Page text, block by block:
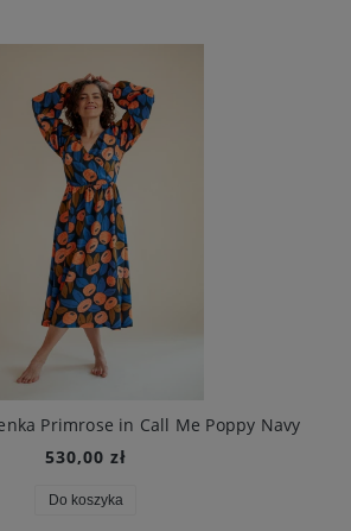
Primrose in Call Me Poppy Navy
530,00 zł
Do koszyka